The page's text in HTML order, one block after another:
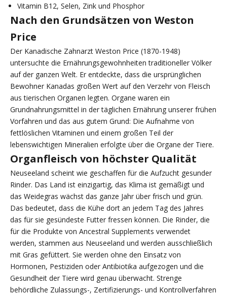
Vitamin B12, Selen, Zink und Phosphor
Nach den Grundsätzen von Weston
Price
Der Kanadische Zahnarzt Weston Price (1870-1948)
untersuchte die Ernährungsgewohnheiten traditioneller Völker
auf der ganzen Welt. Er entdeckte, dass die ursprünglichen
Bewohner Kanadas großen Wert auf den Verzehr von Fleisch
aus tierischen Organen legten. Organe waren ein
Grundnahrungsmittel in der täglichen Ernährung unserer frühen
Vorfahren und das aus gutem Grund: Die Aufnahme von
fettlöslichen Vitaminen und einem großen Teil der
lebenswichtigen Mineralien erfolgte über die Organe der Tiere.
Organfleisch von höchster Qualität
Neuseeland scheint wie geschaffen für die Aufzucht gesunder
Rinder. Das Land ist einzigartig, das Klima ist gemäßigt und
das Weidegras wächst das ganze Jahr über frisch und grün.
Das bedeutet, dass die Kühe dort an jedem Tag des Jahres
das für sie gesündeste Futter fressen können. Die Rinder, die
für die Produkte von Ancestral Supplements verwendet
werden, stammen aus Neuseeland und werden ausschließlich
mit Gras gefüttert. Sie werden ohne den Einsatz von
Hormonen, Pestiziden oder Antibiotika aufgezogen und die
Gesundheit der Tiere wird genau überwacht. Strenge
behördliche Zulassungs-, Zertifizierungs- und Kontrollverfahren